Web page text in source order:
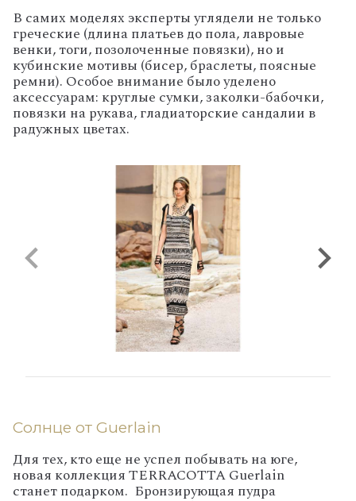
В самих моделях эксперты углядели не только
греческие (длина платьев до пола, лавровые
венки, тоги, позолоченные повязки), но и
кубинские мотивы (бисер, браслеты, поясные
ремни). Особое внимание было уделено
аксессуарам: круглые сумки, заколки-бабочки,
повязки на рукава, гладиаторские сандалии в
радужных цветах.
Солнце от Guerlain
Для тех, кто еще не успел побывать на юге,
новая коллекция TERRACOTTA Guerlain
станет подарком. Бронзирующая пудра